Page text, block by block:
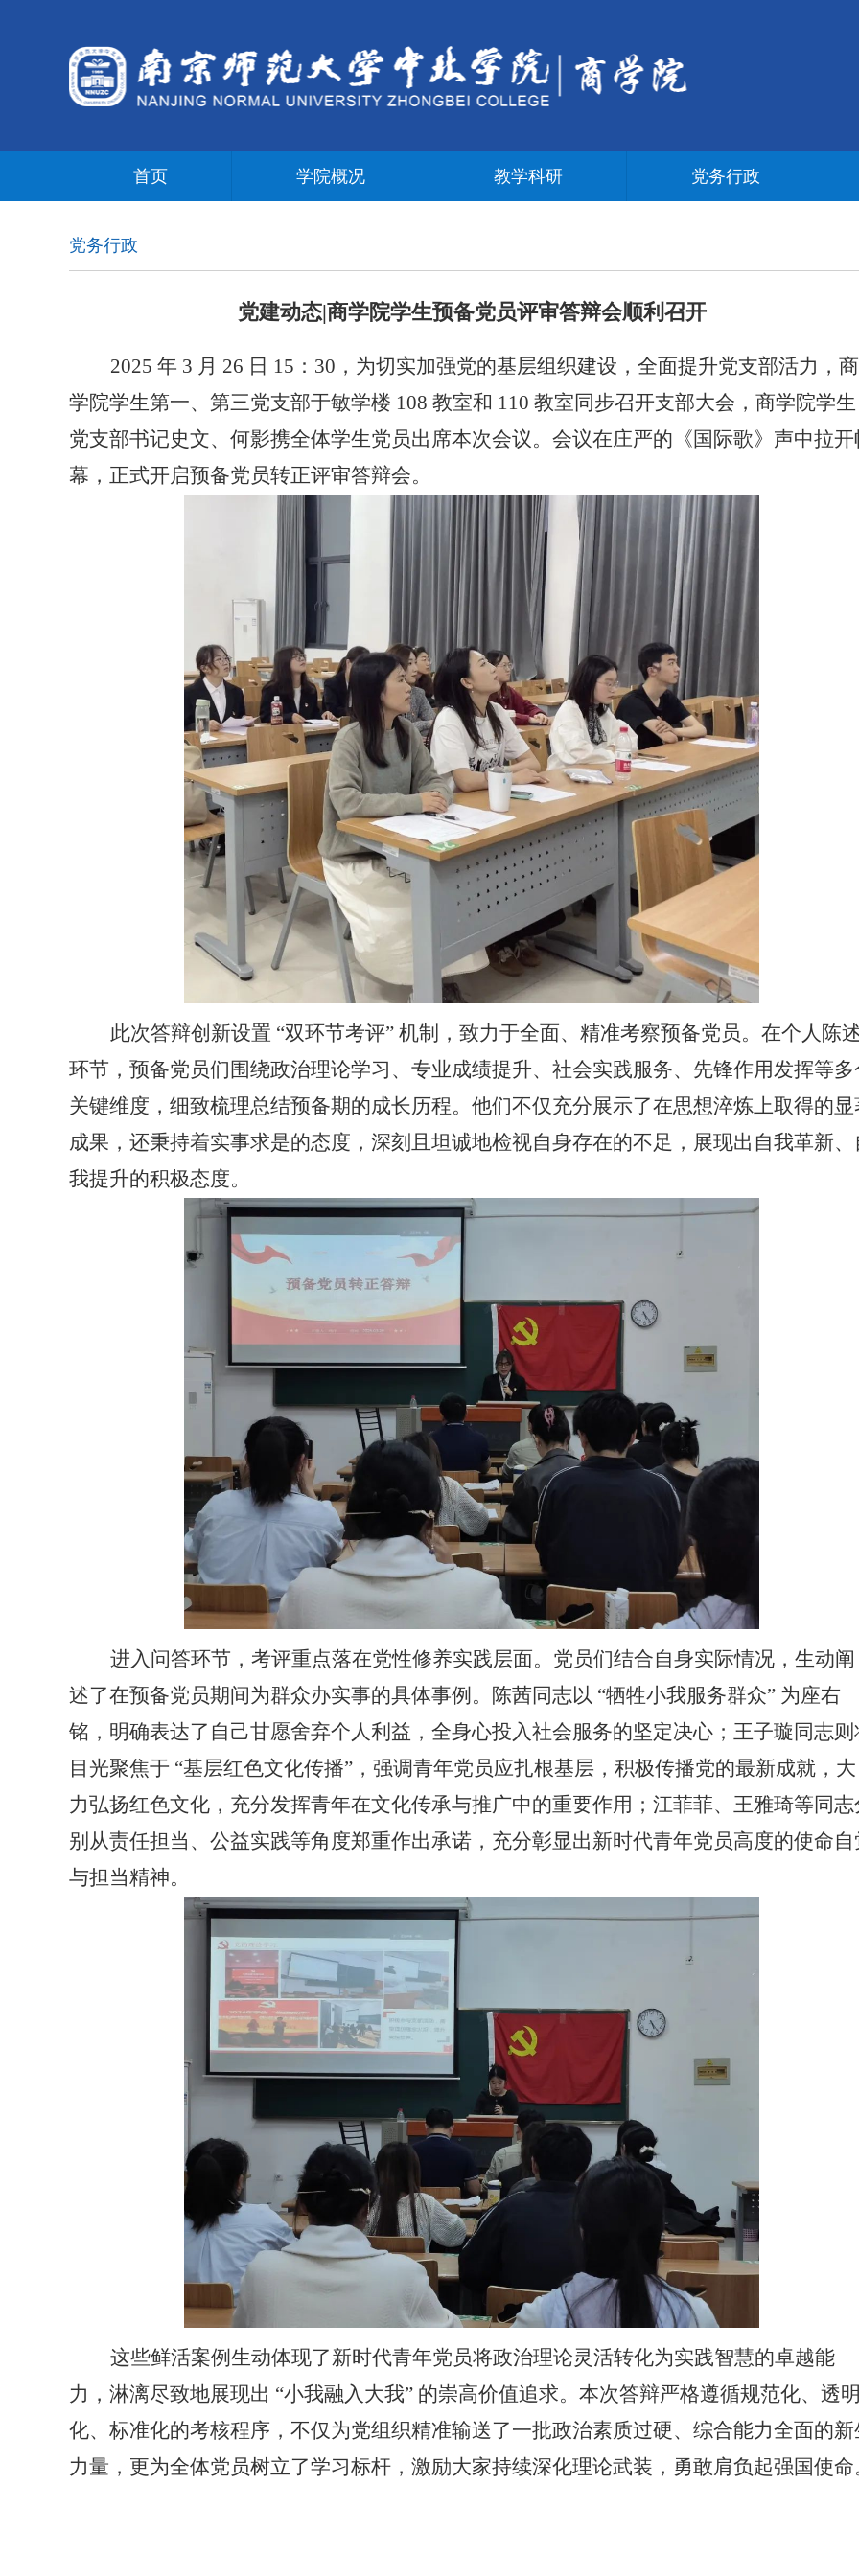
首页 学院概况 教学科研 党务行政
党务行政
党建动态|商学院学生预备党员评审答辩会顺利召开
2025 年 3 月 26 日 15 ： 30 ，为切实加强党的基层组织建设，全面提升党支部活力，商
学院学生第一、第三党支部于敏学楼 108 教室和 110 教室同步召开支部大会，商学院学生
党支部书记史文、何影携全体学生党员出 席本次会议。会议在庄严的《国际歌》声中拉开
幕，正式开启预备党员转正评审答辩会。
此次答辩创新设置 “双环节考评” 机制，致力于全面、精准考察预备党员。在个人陈
环节，预备党员们围绕政治理论学习、专业成绩提升、社会实践服务、先锋作用发挥等多
关键维度，细致梳理总结预备期的成长历程。他们不仅充分展示了在思想淬炼上取得的显
成果，还秉持着实事求是的态度，深刻且坦诚地检视自身存在的不足，展现出自我革新、
我提升的积极态度。
进入问答环节，考评重点落在党性修养实践层面。党员们结合自身实际情况，生动阐
述了在预备党员期间为群众办实事的具体事例。陈茜同志以 “牺牲小我服务群众” 为座右
铭，明确表达了自己甘愿舍弃个人利益，全身心投入社会服务的坚定决心；王子璇同志则
目光聚焦于 “基层红色文化传播”，强调青年党员应扎根基层，积极传播党的最新成就，大
力弘扬红色文化，充分发挥青年在文化传承与推广中的重要作用；江菲菲、王雅琦等同志
别从责任担当、公益实践等角度郑重作出承诺，充分彰显出新时代青年党员高度的使命自
与担当精神。
这些鲜活案例生动体现了新时代青年党员将政治理论灵活转化为实践智慧的卓越能
力，淋漓尽致地展现出 “小我融入大我” 的崇高价值追求。本次答辩严格遵循规范化、透明
化、标准化的考核程序，不仅为党组织精准输送了一批政治素质过硬、综合能力全面的新
力量，更为全体党员树立了学习标杆，激励大家持续深化理论武装，勇敢肩负起强国使命